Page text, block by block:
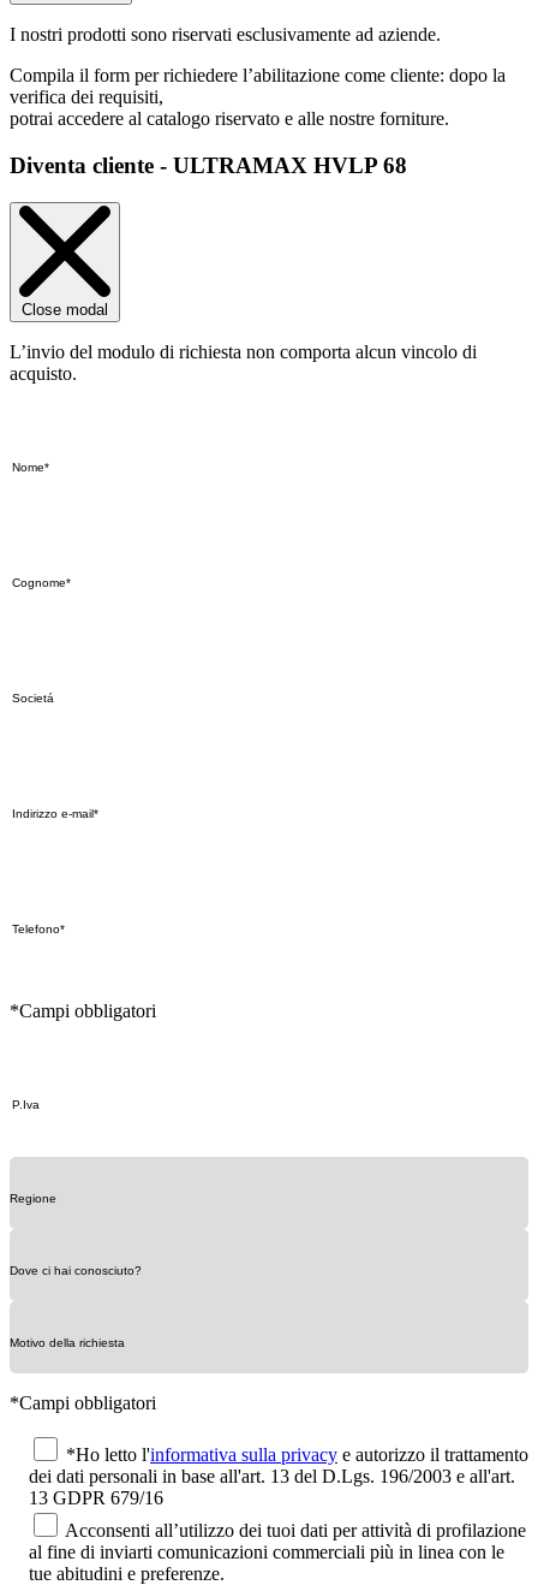
I nostri prodotti sono riservati esclusivamente ad aziende.
Compila il form per richiedere l’abilitazione come cliente: dopo la
verifica dei requisiti,
potrai accedere al catalogo riservato e alle nostre forniture.
Diventa cliente - ULTRAMAX HVLP 68
Close modal
L’invio del modulo di richiesta non comporta alcun vincolo di
acquisto.
*Campi obbligatori
*Campi obbligatori
*Ho letto l'informativa sulla privacy e autorizzo il trattamento
dei dati personali in base all'art. 13 del D.Lgs. 196/2003 e all'art.
13 GDPR 679/16
Acconsenti all’utilizzo dei tuoi dati per attività di profilazione
al fine di inviarti comunicazioni commerciali più in linea con le
tue abitudini e preferenze.